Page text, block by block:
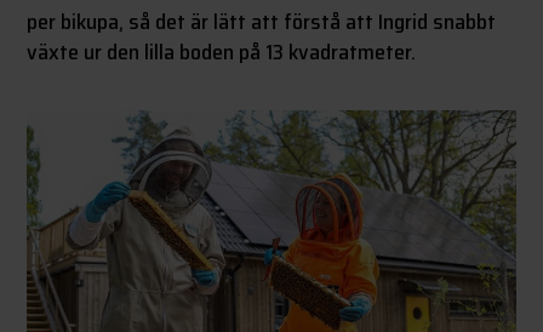
per bikupa, så det är lätt att förstå att Ingrid snabbt
växte ur den lilla boden på 13 kvadratmeter.